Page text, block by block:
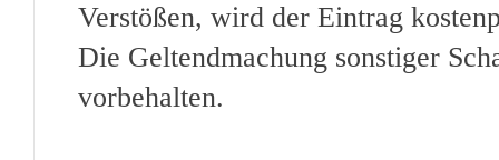
Verstößen, wird der Eintrag
Die Geltendmachung sonstiger
vorbehalten.